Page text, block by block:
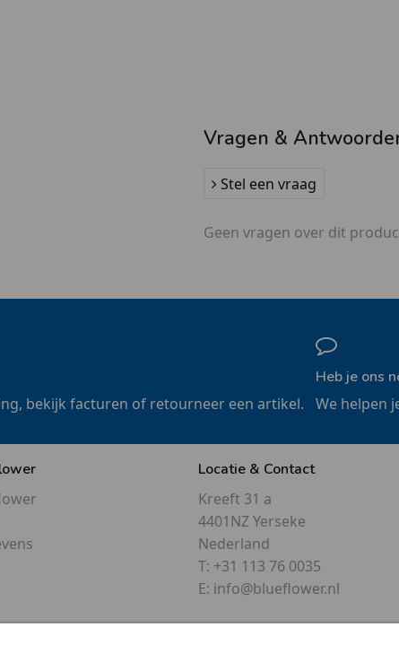
Vragen &
Stel een vraag
Geen vragen over dit
bekijk facturen of retourneer een artikel.
Heb je ons
We helpen
Locatie & Contact
Kreeft 31 a
4401NZ Yerseke
Nederland
T: +31 113 76 0035
E: info@blueflower.nl